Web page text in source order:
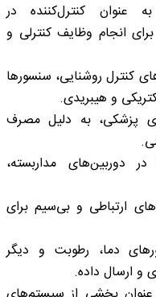
به عنوان کنترل‌کننده در
انجام وظایف کنترلی و
کنترل روشنایی، سنسورها
و هیبریدی.
پزشکی، به دلیل مصرف
در دوربین‌های مداربسته،
ارتباطی و بی‌سیم برای
دما، رطوبت و دیگر
و ارسال داده.